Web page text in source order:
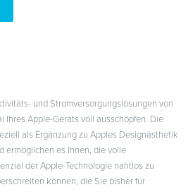
und Stromversorgungslösungen von
Ihres Apple-Geräts voll ausschöpfen. Die
als Ergänzung zu Apples Designästhetik
ermöglichen es Ihnen, die volle
der Apple-Technologie nahtlos zu
können, die Sie bisher für